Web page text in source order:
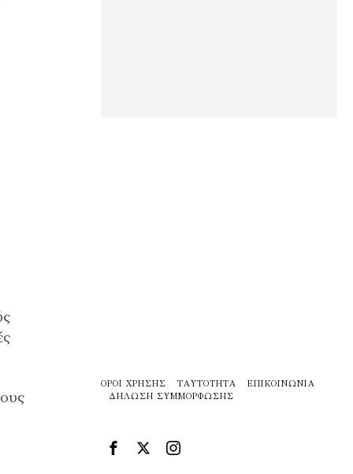
ΌΡΟΙ ΧΡΉΣΗΣ ΤΑΥΤΌΤΗΤΑ
ΕΠΙΚΟΙΝΩΝΊΑ
ΔΉΛΩΣΗ ΣΥΜΜΌΡΦΩΣΗΣ